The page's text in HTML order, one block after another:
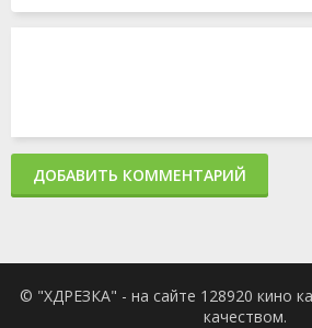
ДОБАВИТЬ КОММЕНТАРИЙ
© "ХДРЕЗКА" - на сайте 128920 кино
качеством.